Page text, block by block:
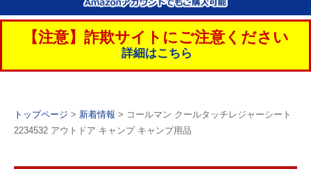
【注意】詐欺サイトにご注意ください
詳細はこちら
トップページ > 新着情報 > コールマン クールタッチレジャーシート
2234532 アウトドア キャンプ キャンプ用品